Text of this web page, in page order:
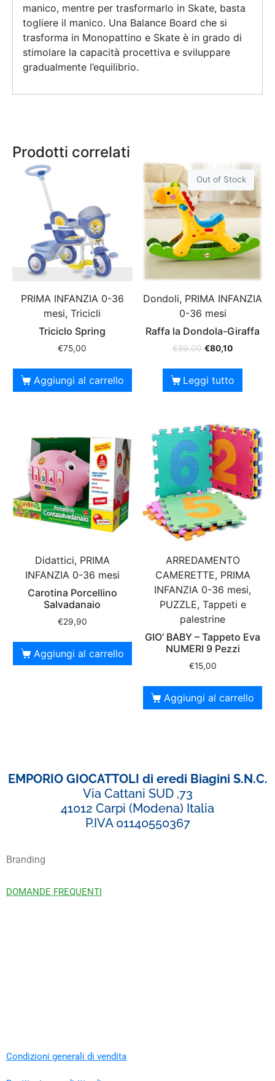
manico, mentre per trasformarlo in Skate, basta
togliere il manico. Una Balance Board che si
trasforma in Monopattino e Skate è in grado di
stimolare la capacità procettiva e sviluppare
gradualmente l’equilibrio.
Prodotti correlati
PRIMA INFANZIA 0-36
mesi, Tricicli
Triciclo Spring
€75,00
Aggiungi al carrello
Out of Stock
Dondoli, PRIMA INFANZIA
0-36 mesi
Raffa la Dondola-Giraffa
€89,00 €80,10
Leggi tutto
Didattici, PRIMA
INFANZIA 0-36 mesi
Carotina Porcellino
Salvadanaio
€29,90
Aggiungi al carrello
ARREDAMENTO
CAMERETTE, PRIMA
INFANZIA 0-36 mesi,
PUZZLE, Tappeti e
palestrine
GIO’ BABY – Tappeto Eva
NUMERI 9 Pezzi
€15,00
Aggiungi al carrello
EMPORIO GIOCATTOLI di eredi Biagini S.N.C.
Via Cattani SUD ,73
41012 Carpi (Modena) Italia
P.IVA 01140550367
Branding
DOMANDE FREQUENTI
Condizioni generali di vendita